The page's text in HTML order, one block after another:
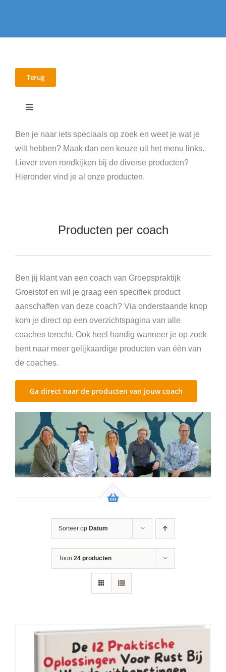
Terug
Toggle
E-books
Workshops
Agenda’s en boeken
Ben je naar iets speciaals op zoek en weet je wat je
wilt hebben? Maak dan een keuze uit het menu links.
Liever even rondkijken bij de diverse producten?
Hieronder vind je al onze producten.
Producten per coach
Ben jij klant van een coach van Groepspraktijk
Groeistof en wil je graag een specifiek product
aanschaffen van deze coach? Via onderstaande knop
kom je direct op een overzichtspagina van alle
coaches terecht. Ook heel handig wanneer je op zoek
bent naar meer gelijkaardige producten van één van
de coaches.
Ga direct naar de producten van jouw coach
Sorteer op Datum
Toon 24 producten